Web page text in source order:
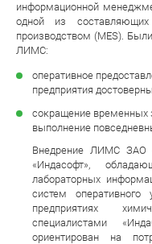
информационной
одной из составляющих
производством (MES).
ЛИМС:
оперативное
предприятия
сокращение временных
выполнение
Внедрение ЛИМС ЗАО
«Индасофт»,
лабораторных
систем оперативного
предприятиях
специалистами
ориентирован на